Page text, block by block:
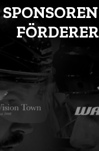
FÖRDERER